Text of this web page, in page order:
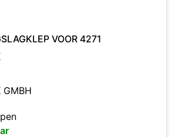
VOOR 4271
GMBH